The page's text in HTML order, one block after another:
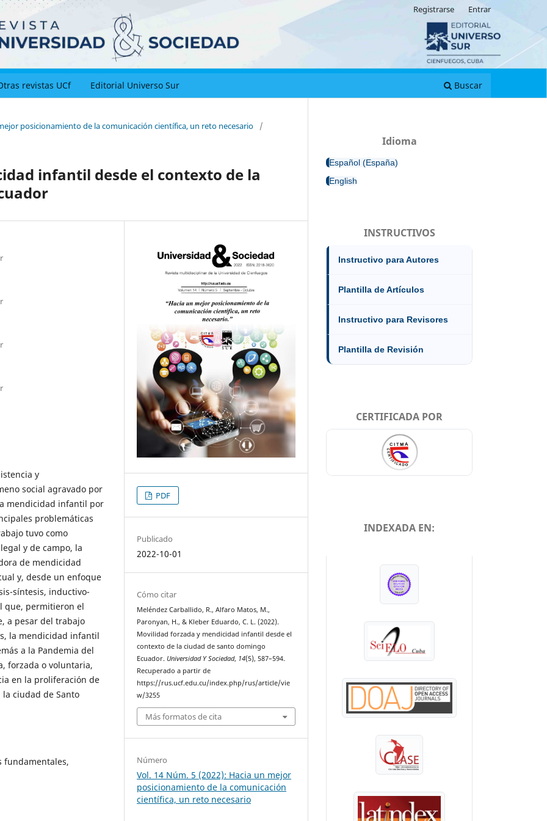
revistas UCf Editorial Universo Sur Buscar
Registrarse Entrar
posicionamiento de la comunicación científica, un reto necesario /
infantil desde el contexto de la
y
social agravado por
mendicidad infantil por
problemáticas
tuvo como
y de campo, la
de mendicidad
y, desde un enfoque
síntesis, inductivo-
que, permitieron el
a pesar del trabajo
la mendicidad infantil
a la Pandemia del
forzada o voluntaria,
en la proliferación de
ciudad de Santo
fundamentales,
PDF
Publicado
2022-10-01
Cómo citar
Meléndez Carballido, R., Alfaro Matos, M.,
Paronyan, H., & Kleber Eduardo, C. L. (2022).
Movilidad forzada y mendicidad infantil desde el
contexto de la ciudad de santo domingo
Ecuador. Universidad Y Sociedad, 14(5), 587–594.
Recuperado a partir de
https://rus.ucf.edu.cu/index.php/rus/article/vie
w/3255
Más formatos de cita
Número
Vol. 14 Núm. 5 (2022): Hacia un mejor
posicionamiento de la comunicación
científica, un reto necesario
Idioma
Español (España)
English
INSTRUCTIVOS
Instructivo para Autores
Plantilla de Artículos
Instructivo para Revisores
Plantilla de Revisión
CERTIFICADA POR
INDEXADA EN: